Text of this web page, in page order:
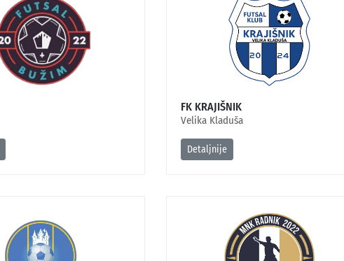
FK KRAJIŠNIK
Velika Kladuša
Detaljnije